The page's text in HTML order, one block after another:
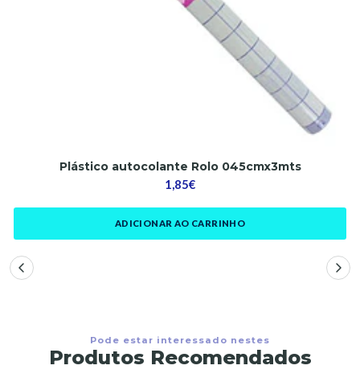
Plástico autocolante Rolo 045cmx3mts
1,85€
ADICIONAR AO CARRINHO
Pode estar interessado nestes
Produtos Recomendados